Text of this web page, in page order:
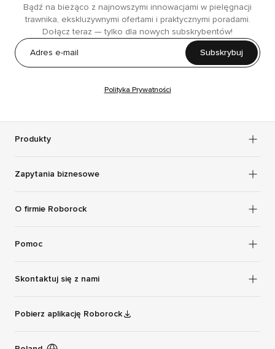
Bądź na bieżąco z najnowszymi innowacjami w pielęgnacji
trawnika, ekskluzywnymi ofertami i praktycznymi poradami.
Dołącz teraz — tylko dla nowych subskrybentów!
Subskrybuj
Polityka Prywatności
Produkty
Zapytania biznesowe
O firmie Roborock
Pomoc
Skontaktuj się z nami
Pobierz aplikację Roborock